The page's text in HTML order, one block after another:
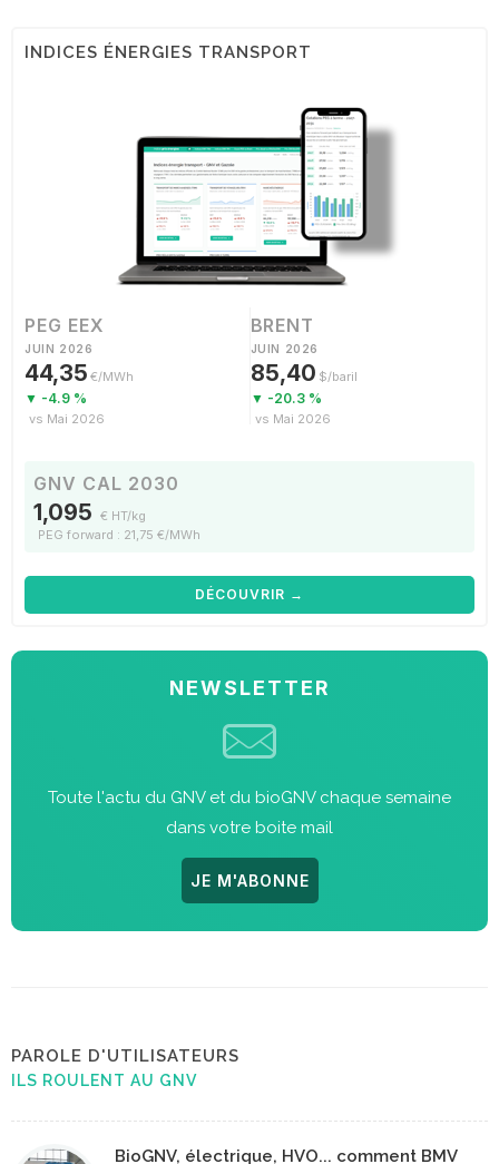
INDICES ÉNERGIES TRANSPORT
PEG EEX
JUIN 2026
44,35 €/MWh
▼ -4.9 %
vs Mai 2026
BRENT
JUIN 2026
85,40 $/baril
▼ -20.3 %
vs Mai 2026
GNV CAL 2030
1,095 € HT/kg
PEG forward : 21,75 €/MWh
DÉCOUVRIR →
NEWSLETTER
Toute l'actu du GNV et du bioGNV chaque semaine
dans votre boite mail
JE M'ABONNE
PAROLE D'UTILISATEURS
ILS ROULENT AU GNV
BioGNV, électrique, HVO... comment BMV